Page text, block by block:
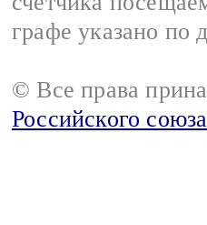
графе указано по
© Все права
Российского